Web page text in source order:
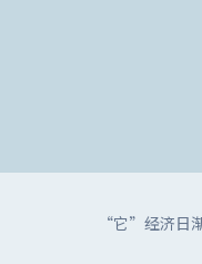
“它”经济日